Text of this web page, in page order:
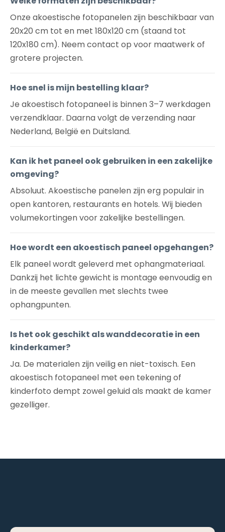
Onze akoestische fotopanelen zijn beschikbaar van
20x20 cm tot en met 180x120 cm (staand tot
120x180 cm). Neem contact op voor maatwerk of
grotere projecten.
Hoe snel is mijn bestelling klaar?
Je akoestisch fotopaneel is binnen 3–7 werkdagen
verzendklaar. Daarna volgt de verzending naar
Nederland, België en Duitsland.
Kan ik het paneel ook gebruiken in een zakelijke
omgeving?
Absoluut. Akoestische panelen zijn erg populair in
open kantoren, restaurants en hotels. Wij bieden
volumekortingen voor zakelijke bestellingen.
Hoe wordt een akoestisch paneel opgehangen?
Elk paneel wordt geleverd met ophangmateriaal.
Dankzij het lichte gewicht is montage eenvoudig en
in de meeste gevallen met slechts twee
ophangpunten.
Is het ook geschikt als wanddecoratie in een
kinderkamer?
Ja. De materialen zijn veilig en niet-toxisch. Een
akoestisch fotopaneel met een tekening of
kinderfoto dempt zowel geluid als maakt de kamer
gezelliger.